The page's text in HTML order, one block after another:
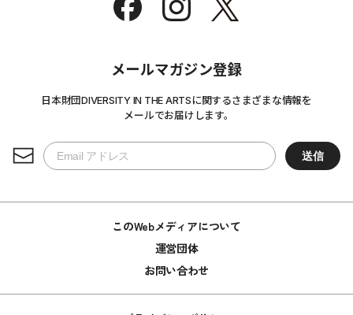
メールマガジン登録
日本財団DIVERSITY IN THE ARTSに関するさまざまな情報を
メールでお届けします。
このWebメディアについて
運営団体
お問い合わせ